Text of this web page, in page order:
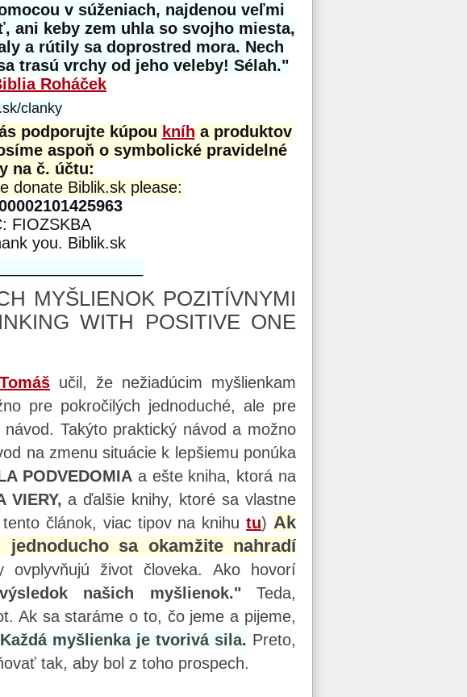
v súženiach, najdenou veľmi
ani keby zem uhla so svojho miesta,
a rútily sa doprostred mora. Nech
trasú vrchy od jeho veleby! Sélah."
Roháček
clanky
podporujte kúpou kníh a produktov
aspoň o symbolické pravidelné
na č. účtu:
donate Biblik.sk please:
FIOZSKBA
you. Biblik.sk
MYŠLIENOK POZITÍVNYMI
WITH POSITIVE ONE
učil, že nežiadúcim myšlienkam
pre pokročilých jednoduché, ale pre
Takýto praktický návod a možno
na zmenu situácie k lepšiemu ponúka
PODVEDOMIAa ešte kniha, ktorá na
VIERY,a ďalšie knihy, ktoré sa vlastne
článok, viac tipov na knihutu) Ak
sa okamžite nahradí
ovplyvňujú život človeka. Ako hovorí
našich myšlienok."Teda,
Ak sa staráme o to, čo jeme a pijeme,
Každá myšlienka je tvorivá sila. Preto,
tak, aby bol z toho prospech.